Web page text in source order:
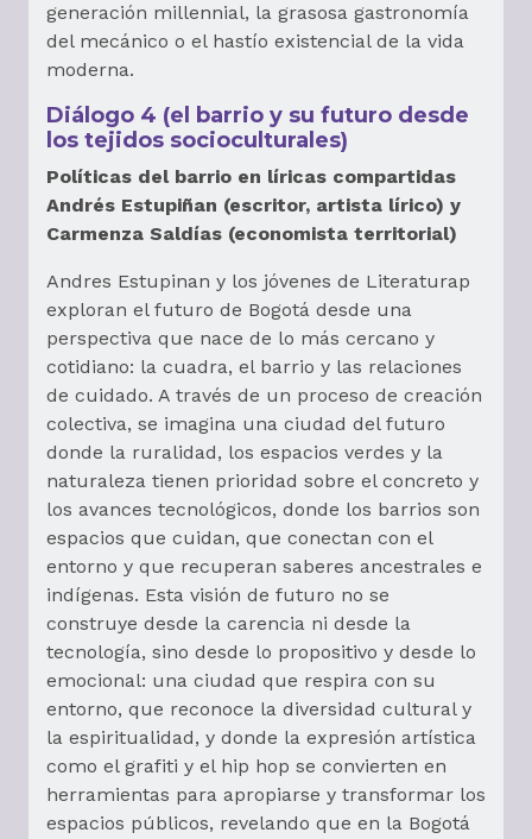
generación millennial, la grasosa gastronomía
del mecánico o el hastío existencial de la vida
moderna.
Diálogo 4 (el barrio y su futuro desde
los tejidos socioculturales)
Políticas del barrio en líricas compartidas
Andrés Estupiñan (escritor, artista lírico) y
Carmenza Saldías (economista territorial)
Andres Estupinan y los jóvenes de Literaturap
exploran el futuro de Bogotá desde una
perspectiva que nace de lo más cercano y
cotidiano: la cuadra, el barrio y las relaciones
de cuidado. A través de un proceso de creación
colectiva, se imagina una ciudad del futuro
donde la ruralidad, los espacios verdes y la
naturaleza tienen prioridad sobre el concreto y
los avances tecnológicos, donde los barrios son
espacios que cuidan, que conectan con el
entorno y que recuperan saberes ancestrales e
indígenas. Esta visión de futuro no se
construye desde la carencia ni desde la
tecnología, sino desde lo propositivo y desde lo
emocional: una ciudad que respira con su
entorno, que reconoce la diversidad cultural y
la espiritualidad, y donde la expresión artística
como el grafiti y el hip hop se convierten en
herramientas para apropiarse y transformar los
espacios públicos, revelando que en la Bogotá